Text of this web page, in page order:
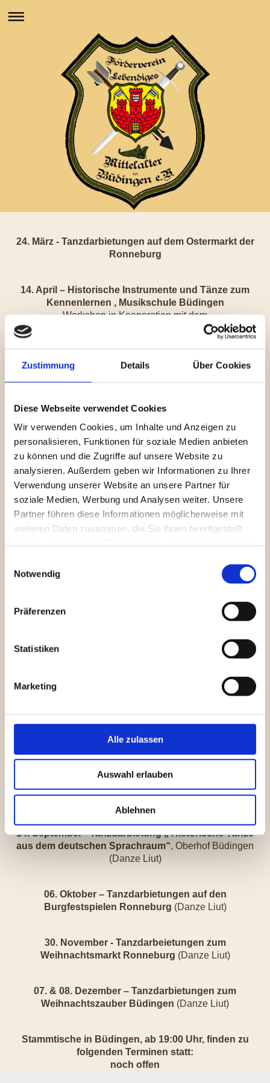
Zustimmung Details Über Cookies
Diese Webseite verwendet Cookies
Wir verwenden Cookies, um Inhalte und Anzeigen zu
personalisieren, Funktionen für soziale Medien anbieten
zu können und die Zugriffe auf unsere Website zu
analysieren. Außerdem geben wir Informationen zu Ihrer
Verwendung unserer Website an unsere Partner für
soziale Medien, Werbung und Analysen weiter. Unsere
Partner führen diese Informationen möglicherweise mit
weiteren Daten zusammen, die Sie ihnen bereitgestellt
Notwendig
Präferenzen
Statistiken
Marketing
Alle zulassen
Auswahl erlauben
Ablehnen
24. März - Tanzdarbietungen auf dem Ostermarkt der
Ronneburg
14. April – Historische Instrumente und Tänze zum
Kennenlernen , Musikschule Büdingen
Workshop in Kooperation mit dem
Duck and Goose Consorts
05. Mai - Teilnahme an der Froschparade in
- Mittelalter, Larp und Reenactment Flohmarkt
im Hirschgraben in Büdingen mit
Tanzdarbietung der Danze-Liut
Bogenschießen der Freischützen
Schwertkampfvorführung
23. bis 25. August – Lagern in Steinau an der Straße
am Haag
07. & 08. September - Lager Benefizveranstalltung
Heimatmuseum Hasselroth
Gelnhausen
14. September - Tanzdarbietung „ Historische Tänze
aus dem deutschen Sprachraum“, Oberhof Büdingen
(Danze Liut)
06. Oktober – Tanzdarbietungen auf den
Burgfestspielen Ronneburg (Danze Liut)
30. November - Tanzdarbeietungen zum
Weihnachtsmarkt Ronneburg (Danze Liut)
07. & 08. Dezember – Tanzdarbietungen zum
Weihnachtszauber Büdingen (Danze Liut)
Stammtische in Büdingen, ab 19:00 Uhr, finden zu
folgenden Terminen statt:
noch offen